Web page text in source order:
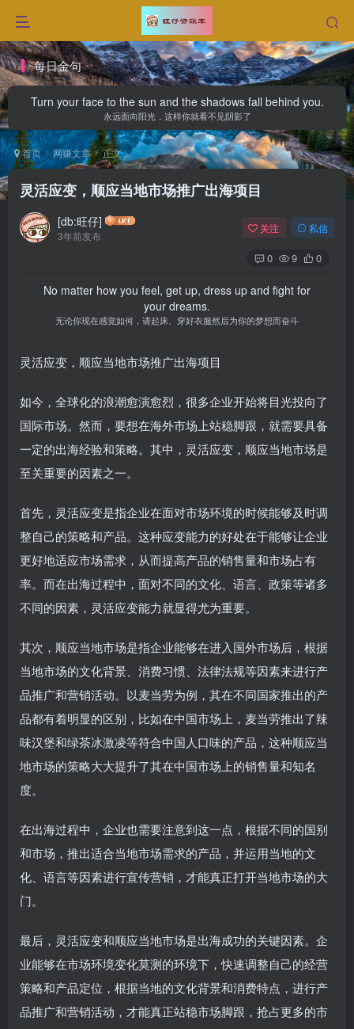
每日金句
Turn your face to the sun and the shadows fall behind you.
永远面向阳光，这样你就看不见阴影了
首页 网赚文章 正文
灵活应变，顺应当地市场推广出海项目
[db:旺仔]
3年前发布
关注 私信
0 9 0
No matter how you feel, get up, dress up and fight for
your dreams.
无论你现在感觉如何，请起床、穿好衣服然后为你的梦想而奋斗
灵活应变，顺应当地市场推广出海项目
如今，全球化的浪潮愈演愈烈，很多企业开始将目光投向了
国际市场。然而，要想在海外市场上站稳脚跟，就需要具备
一定的出海经验和策略。其中，灵活应变，顺应当地市场是
至关重要的因素之一。
首先，灵活应变是指企业在面对市场环境的时候能够及时调
整自己的策略和产品。这种应变能力的好处在于能够让企业
更好地适应市场需求，从而提高产品的销售量和市场占有
率。而在出海过程中，面对不同的文化、语言、政策等诸多
不同的因素，灵活应变能力就显得尤为重要。
其次，顺应当地市场是指企业能够在进入国外市场后，根据
当地市场的文化背景、消费习惯、法律法规等因素来进行产
品推广和营销活动。以麦当劳为例，其在不同国家推出的产
品都有着明显的区别，比如在中国市场上，麦当劳推出了辣
味汉堡和绿茶冰激凌等符合中国人口味的产品，这种顺应当
地市场的策略大大提升了其在中国市场上的销售量和知名
度。
在出海过程中，企业也需要注意到这一点，根据不同的国别
和市场，推出适合当地市场需求的产品，并运用当地的文
化、语言等因素进行宣传营销，才能真正打开当地市场的大
门。
最后，灵活应变和顺应当地市场是出海成功的关键因素。企
业能够在市场环境变化莫测的环境下，快速调整自己的经营
策略和产品定位，根据当地的文化背景和消费特点，进行产
品推广和营销活动，才能真正站稳市场脚跟，抢占更多的市